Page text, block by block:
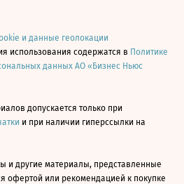
и данные геолокации
использования содержатся в Политике
данных АО «Бизнес Ньюс
допускается только при
и при наличии гиперссылки на
и другие материалы, представленные
офертой или рекомендацией к покупке